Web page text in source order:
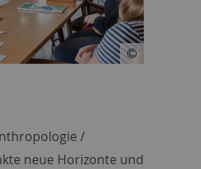
/
neue Horizonte und